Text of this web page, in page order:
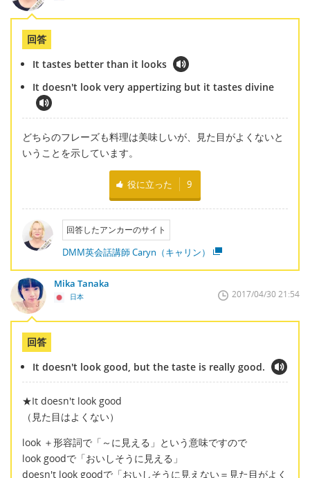
回答
It tastes better than it looks
It doesn't look very appertizing but it tastes divine
どちらのフレーズも料理は美味しいが、見た目がよくないと
いうことを示しています。
役に立った 9
回答したアンカーのサイト
DMM英会話講師 Caryn（キャリン）
Mika Tanaka
日本 2017/04/30 21:54
回答
It doesn't look good, but the taste is really good.
★It doesn't look good
（見た目はよくない）
look ＋形容詞で「～に見える」という意味ですので
look goodで「おいしそうに見える」
doesn't look goodで「おいしそうに見えない＝見た目がよく